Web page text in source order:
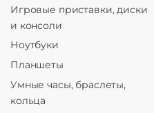
Игровые приставки, диски
и консоли
Ноутбуки
Планшеты
Умные часы, браслеты,
кольца